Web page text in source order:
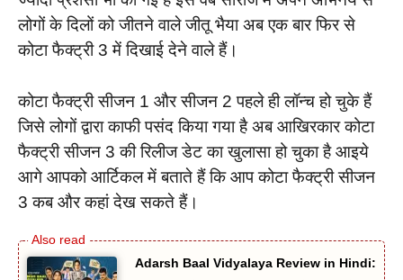
लोगों के दिलों को जीतने वाले जीतू भैया अब एक बार फिर से
कोटा फैक्ट्री 3 में दिखाई देने वाले हैं।
कोटा फैक्ट्री सीजन 1 और सीजन 2 पहले ही लॉन्च हो चुके हैं
जिसे लोगों द्वारा काफी पसंद किया गया है अब आखिरकार कोटा
फैक्ट्री सीजन 3 की रिलीज डेट का खुलासा हो चुका है आइये
आगे आपको आर्टिकल में बताते हैं कि आप कोटा फैक्ट्री सीजन
3 कब और कहां देख सकते हैं।
Adarsh Baal Vidyalaya Review in Hindi: